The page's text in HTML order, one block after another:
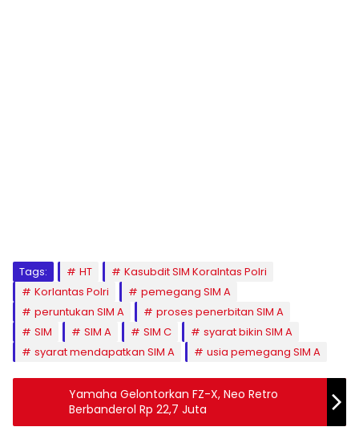
Tags: HT
Kasubdit SIM Koralntas Polri
Korlantas Polri
pemegang SIM A
peruntukan SIM A
proses penerbitan SIM A
SIM
SIM A SIM C
syarat bikin SIM A
syarat mendapatkan SIM A
usia pemegang SIM A
Yamaha Gelontorkan FZ-X, Neo Retro
Berbanderol Rp 22,7 Juta